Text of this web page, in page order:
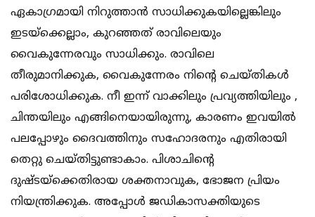
ഏകാഗ്രമായി നിറുത്താന്‍ സാധിക്കുകയില്ലെങ്കിലും
ഇടയ്‌ക്കെല്ലാം, കുറഞ്ഞത് രാവിലെയും
വൈകുന്നേരവും സാധിക്കും. രാവിലെ
തീരുമാനിക്കുക, വൈകുന്നേരം നിന്റെ ചെയ്തികള്‍
പരിശോധിക്കുക. നീ ഇന്ന് വാക്കിലും പ്രവ്യത്തിയിലും ,
ചിന്തയിലും എങ്ങിനെയായിരുന്നു, കാരണം ഇവയില്‍
പലപ്പോഴും ദൈവത്തിനും സഹോദരനും എതിരായി
തെറ്റു ചെയ്തിട്ടുണ്ടാകാം. പിശാചിന്റെ
ദുഷ്ടയ്‌ക്കെതിരായ ശക്തനാവുക, ഭോജന പ്രിയം
നിയന്ത്രിക്കുക. അപ്പോള്‍ ജഡികാസക്തിയുടെ